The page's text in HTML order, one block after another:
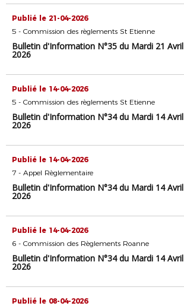
Publié le 21-04-2026
5 - Commission des règlements St Etienne
Bulletin d'Information N°35 du Mardi 21 Avril
2026
Publié le 14-04-2026
5 - Commission des règlements St Etienne
Bulletin d'Information N°34 du Mardi 14 Avril
2026
Publié le 14-04-2026
7 - Appel Règlementaire
Bulletin d'Information N°34 du Mardi 14 Avril
2026
Publié le 14-04-2026
6 - Commission des Règlements Roanne
Bulletin d'Information N°34 du Mardi 14 Avril
2026
Publié le 08-04-2026